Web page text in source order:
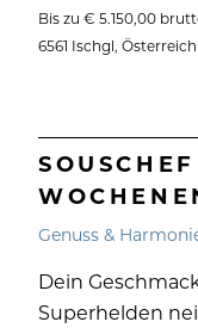
Bis zu € 5.150,00
6561 Ischgl, Österreich
Genuss &
Dein
Superhelden